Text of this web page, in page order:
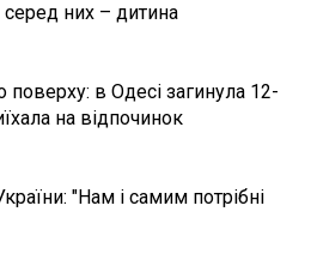
них – дитина
поверху: в Одесі загинула 12-
на відпочинок
"Нам і самим потрібні